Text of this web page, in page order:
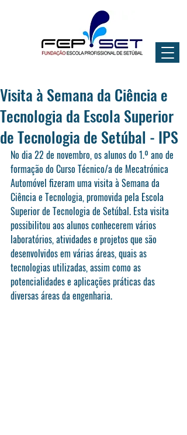
Visita à Semana da Ciência e
Tecnologia da Escola Superior
de Tecnologia de Setúbal - IPS
No dia 22 de novembro, os alunos do 1.º ano de
formação do Curso Técnico/a de Mecatrónica
Automóvel fizeram uma visita à Semana da
Ciência e Tecnologia, promovida pela Escola
Superior de Tecnologia de Setúbal. Esta visita
possibilitou aos alunos conhecerem vários
laboratórios, atividades e projetos que são
desenvolvidos em várias áreas, quais as
tecnologias utilizadas, assim como as
potencialidades e aplicações práticas das
diversas áreas da engenharia.